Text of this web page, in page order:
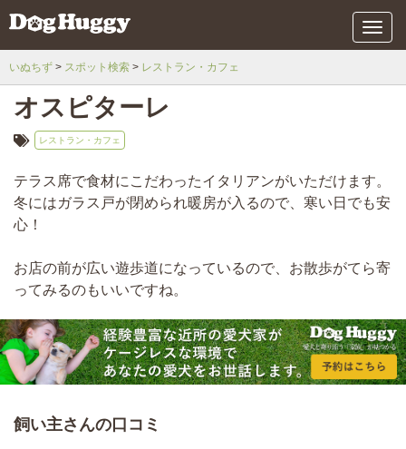
メ
ニ
いぬちず スポット検索 レストラン・カフェ
オスピターレ
レストラン・カフェ
テラス席で食材にこだわったイタリアンがいただけます。
冬にはガラス戸が閉められ暖房が入るので、寒い日でも安
心！
お店の前が広い遊歩道になっているので、お散歩がてら寄
ってみるのもいいですね。
飼い主さんの口コミ